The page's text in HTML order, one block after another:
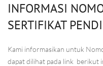
INFORMASI
SERTIFIKAT
Kami informasikan untuk
dapat dilihat pada link berikut